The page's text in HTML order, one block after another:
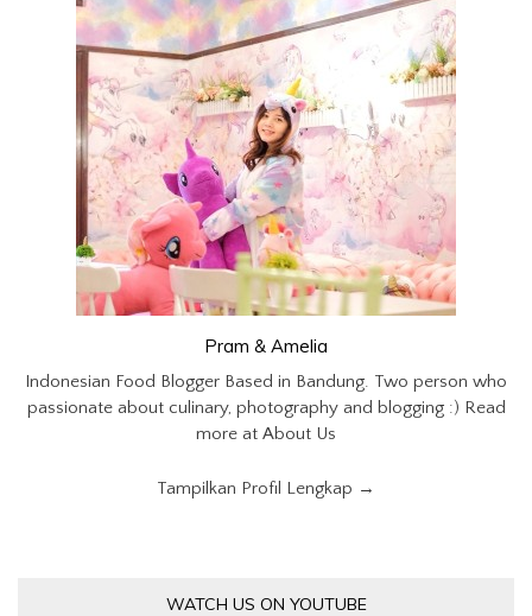
Pram & Amelia
Indonesian Food Blogger Based in Bandung. Two person who
passionate about culinary, photography and blogging :) Read
more at About Us
Tampilkan Profil Lengkap →
WATCH US ON YOUTUBE